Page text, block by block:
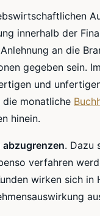
innerhalb der
an die
gegeben sein.
und
die monatliche
hinein.
. Dazu
verfahren
wirken sich